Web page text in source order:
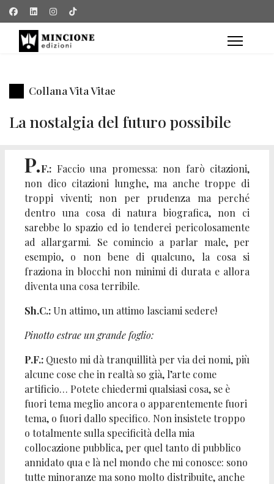
Collana Vita Vitae
La nostalgia del futuro possibile
P.F.: Faccio una promessa: non farò citazioni,
non dico citazioni lunghe, ma anche troppe di
troppi viventi; non per prudenza ma perché
dentro una cosa di natura biografica, non ci
sarebbe lo spazio ed io tenderei pericolosamente
ad allargarmi. Se comincio a parlar male, per
esempio, o non bene di qualcuno, la cosa si
fraziona in blocchi non minimi di durata e allora
diventa una cosa terribile.
Sh.C.: Un attimo, un attimo lasciami sedere!
Pinotto estrae un grande foglio:
P.F.: Questo mi dà tranquillità per via dei nomi, più
alcune cose che in realtà so già, l’arte come
artificio… Potete chiedermi qualsiasi cosa, se è
fuori tema meglio ancora o apparentemente fuori
tema, o fuori dallo specifico. Non insistete troppo
o totalmente sulla specificità della mia
collocazione pubblica, per quel tanto di pubblico
annidato qua e là nel mondo che mi conosce: sono
tutte minoranze ma sono molto distribuite, anche